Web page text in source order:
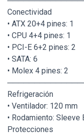
Conectividad
• ATX 20+4 pines: 1
• CPU 4+4 pines: 1
• PCI-E 6+2 pines: 2
• SATA: 6
• Molex 4 pines: 2
Refrigeración
• Ventilador: 120 mm
• Rodamiento: Sleeve
Protecciones